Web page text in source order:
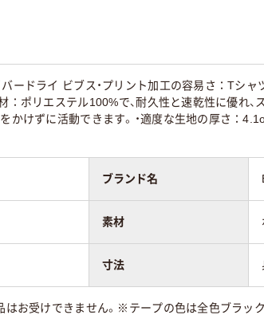
ードライ ビブス・プリント加工の容易さ：Tシャ
：ポリエステル100%で、耐久性と速乾性に優れ
かけずに活動できます。・適度な生地の厚さ：
ブランド名
素材
寸法
はお受けできません。※テープの色は全色ブラッ